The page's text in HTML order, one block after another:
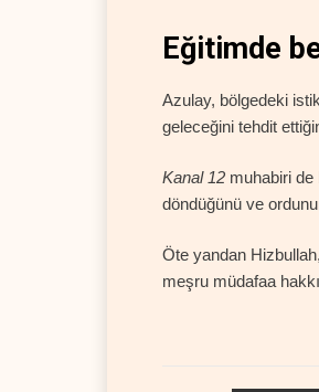
Eğitimde
Azulay, bölgedeki
geleceğini tehdit
Kanal 12 muhabiri
döndüğünü ve
Öte yandan
meşru müdafaa